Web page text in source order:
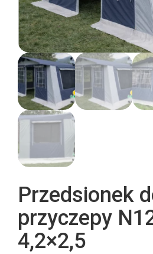
Przedsionek
przyczepy
4,2×2,5